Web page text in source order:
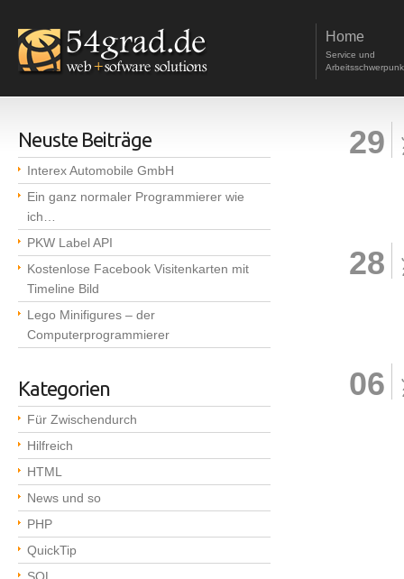
Home
Service und
29
28
06
Neuste Beiträge
Interex Automobile GmbH
Ein ganz normaler Programmierer wie
ich…
PKW Label API
Kostenlose Facebook Visitenkarten mit
Timeline Bild
Lego Minifigures – der
Computerprogrammierer
Kategorien
Für Zwischendurch
Hilfreich
HTML
News und so
PHP
QuickTip